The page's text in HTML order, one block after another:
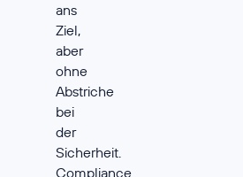
ans
Ziel,
aber
ohne
Abstriche
bei
der
Sicherheit.
Compliance